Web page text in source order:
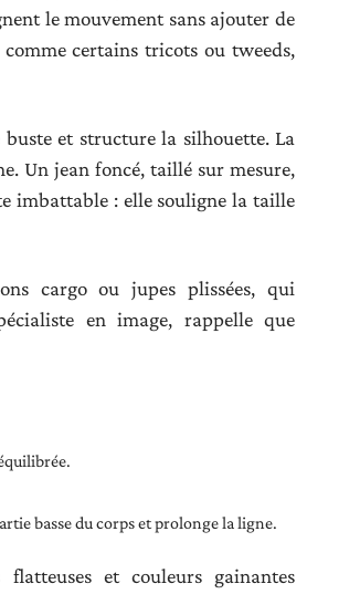
le mouvement sans ajouter de
certains tricots ou tweeds,
et structure la silhouette. La
Un jean foncé, taillé sur mesure,
imbattable : elle souligne la taille
cargo ou jupes plissées, qui
en image, rappelle que
basse du corps et prolonge la ligne.
et couleurs gainantes